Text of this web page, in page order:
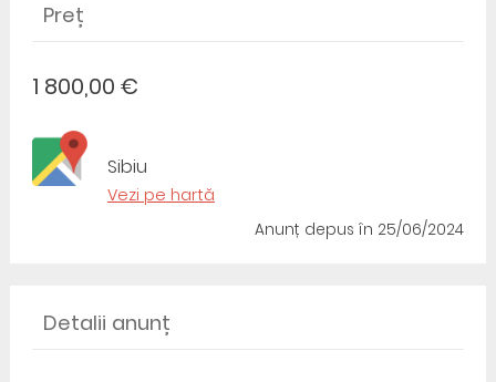
Preț
1 800,00 €
Sibiu
Vezi pe hartă
Anunț depusîn 25/06/2024
Detalii anunț